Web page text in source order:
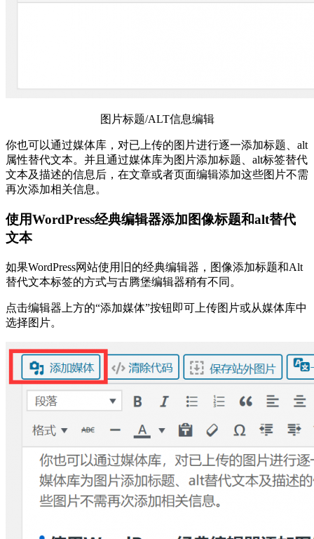
图片标题/ALT信息编辑
你也可以通过媒体库，对已上传的图片进行逐一添加标题、alt
属性替代文本。并且通过媒体库为图片添加标题、alt标签替代
文本及描述的信息后，在文章或者页面编辑添加这些图片不需
再次添加相关信息。
使用WordPress经典编辑器添加图像标题和alt替代
文本
如果WordPress网站使用旧的经典编辑器，图像添加标题和Alt
替代文本标签的方式与古腾堡编辑器稍有不同。
点击编辑器上方的“添加媒体”按钮即可上传图片或从媒体库中
选择图片。